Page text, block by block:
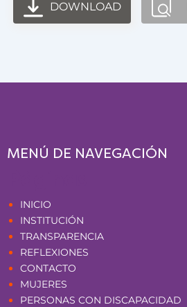
DOWNLOAD
MENÚ DE NAVEGACIÓN
INICIO
INSTITUCIÓN
TRANSPARENCIA
REFLEXIONES
CONTACTO
MUJERES
PERSONAS CON DISCAPACIDAD